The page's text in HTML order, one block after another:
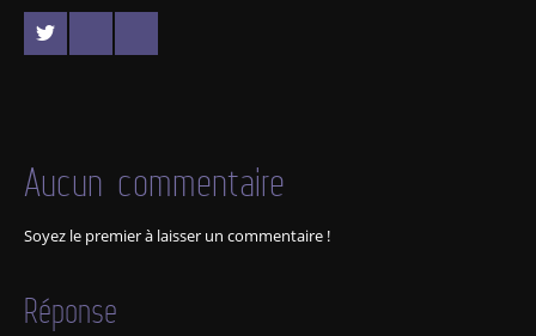
Aucun commentaire
Soyez le premier à laisser un commentaire !
Réponse